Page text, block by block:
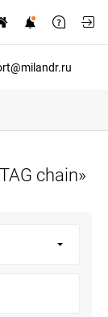
chain»